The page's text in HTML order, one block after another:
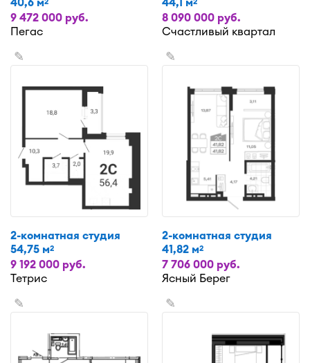
9 472 000 руб.
Пегас
8 090 000 руб.
Счастливый квартал
✎
2-комнатная студия
54,75 м2
9 192 000 руб.
Тетрис
✎
2-комнатная студия
41,82 м2
7 706 000 руб.
Ясный Берег
✎ ✎